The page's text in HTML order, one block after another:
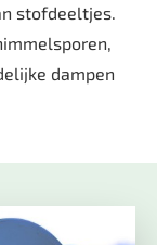
stofdeeltjes.
dampen